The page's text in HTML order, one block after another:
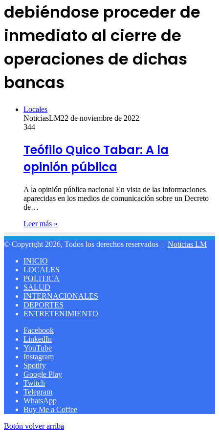
debiéndose proceder de
inmediato al cierre de
operaciones de dichas
bancas
Locales
NoticiasLM22 de noviembre de 2022
344
Teófilo Quico Tabar: A la
opinión pública
A la opinión pública nacional En vista de las informaciones
aparecidas en los medios de comunicación sobre un Decreto
de…
Leer más »
© Copyright 2026, Todos los derechos reservados | Noticias LM
INICIO
LOCALES
POLITICA
SALUD
INTERNACIONALES
DEPORTES
ENTRETENIMIENTO
Facebook
LinkedIn
YouTube
Instagram
Spotify
Google Play
Twitch
Telegram
WhatsApp
Buy Me a Coffee
Botón volver arriba